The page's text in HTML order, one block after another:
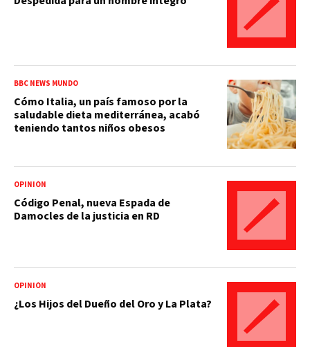
BBC NEWS MUNDO
Cómo Italia, un país famoso por la
saludable dieta mediterránea, acabó
teniendo tantos niños obesos
OPINIÓN
Código Penal, nueva Espada de
Damocles de la justicia en RD
OPINIÓN
¿Los Hijos del Dueño del Oro y La Plata?